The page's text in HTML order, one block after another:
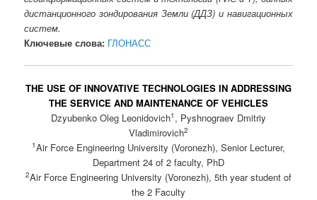
дистанционного зондирования Земли (ДДЗ) и навигационных
систем.
Ключевые слова: ГЛОНАСС
THE USE OF INNOVATIVE TECHNOLOGIES IN ADDRESSING
THE SERVICE AND MAINTENANCE OF VEHICLES
Dzyubenko Oleg Leonidovich1 , Pyshnograev Dmitriy
Vladimirovich2
1Air Force Engineering University (Voronezh), Senior Lecturer,
Department 24 of 2 faculty, PhD
2Air Force Engineering University (Voronezh), 5th year student of
the 2 Faculty